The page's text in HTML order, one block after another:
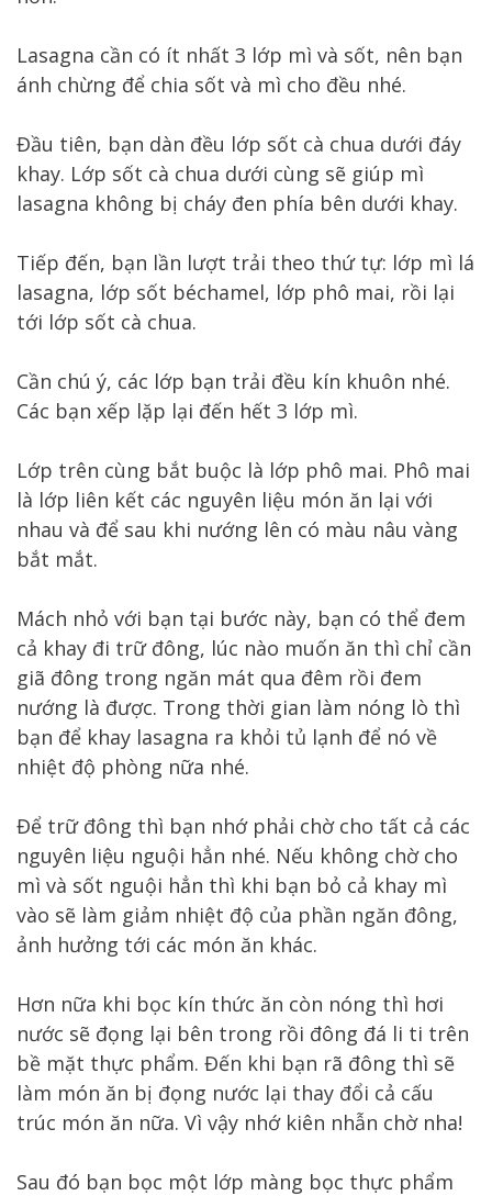
Lasagna cần có ít nhất 3 lớp mì và sốt, nên bạn
ánh chừng để chia sốt và mì cho đều nhé.
Đầu tiên, bạn dàn đều lớp sốt cà chua dưới đáy
khay. Lớp sốt cà chua dưới cùng sẽ giúp mì
lasagna không bị cháy đen phía bên dưới khay.
Tiếp đến, bạn lần lượt trải theo thứ tự: lớp mì lá
lasagna, lớp sốt béchamel, lớp phô mai, rồi lại
tới lớp sốt cà chua.
Cần chú ý, các lớp bạn trải đều kín khuôn nhé.
Các bạn xếp lặp lại đến hết 3 lớp mì.
Lớp trên cùng bắt buộc là lớp phô mai. Phô mai
là lớp liên kết các nguyên liệu món ăn lại với
nhau và để sau khi nướng lên có màu nâu vàng
bắt mắt.
Mách nhỏ với bạn tại bước này, bạn có thể đem
cả khay đi trữ đông, lúc nào muốn ăn thì chỉ cần
giã đông trong ngăn mát qua đêm rồi đem
nướng là được. Trong thời gian làm nóng lò thì
bạn để khay lasagna ra khỏi tủ lạnh để nó về
nhiệt độ phòng nữa nhé.
Để trữ đông thì bạn nhớ phải chờ cho tất cả các
nguyên liệu nguội hẳn nhé. Nếu không chờ cho
mì và sốt nguội hẳn thì khi bạn bỏ cả khay mì
vào sẽ làm giảm nhiệt độ của phần ngăn đông,
ảnh hưởng tới các món ăn khác.
Hơn nữa khi bọc kín thức ăn còn nóng thì hơi
nước sẽ đọng lại bên trong rồi đông đá li ti trên
bề mặt thực phẩm. Đến khi bạn rã đông thì sẽ
làm món ăn bị đọng nước lại thay đổi cả cấu
trúc món ăn nữa. Vì vậy nhớ kiên nhẫn chờ nha!
Sau đó bạn bọc một lớp màng bọc thực phẩm